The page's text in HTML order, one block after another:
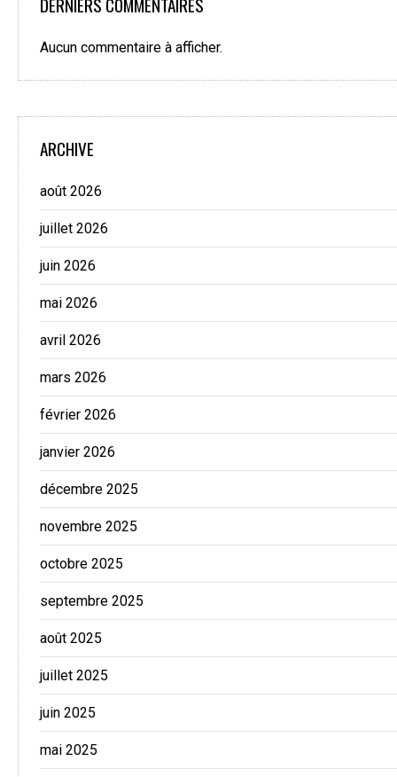
Aucun commentaire à afficher.
ARCHIVE
août 2026
juillet 2026
juin 2026
mai 2026
avril 2026
mars 2026
février 2026
janvier 2026
décembre 2025
novembre 2025
octobre 2025
septembre 2025
août 2025
juillet 2025
juin 2025
mai 2025